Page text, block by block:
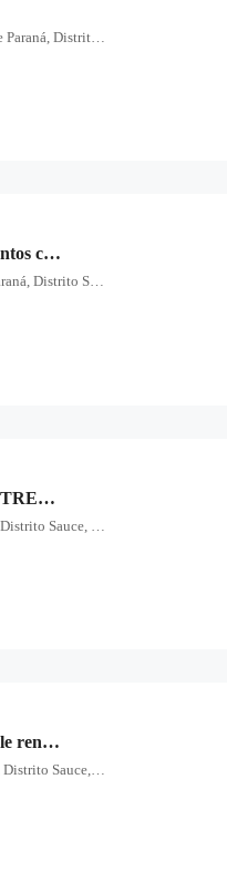
Zona centro, Perú y Courreges – Departamentos con renta en Venta
376, Perú, Barrio 33 Orientales, Paraná, Municipio de Paraná, Distrito Sauce, Departamento Paraná, Entre Ríos, 3100, Argentina
Zona Zanni y Larralde – Casa en Venta. ENTREGA + FINANCIACIÓN.
Loft + mono de Diseño con vista al Río y doble renta temporal
Cortada 8, Bajada Grande, Paraná, Municipio de Paraná, Distrito Sauce, Departamento Paraná, Entre Ríos, E3100, Argentina